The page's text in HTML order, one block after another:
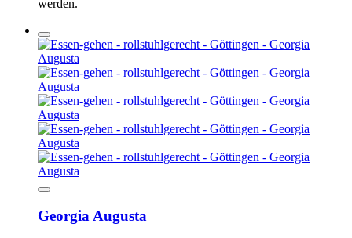
werden.
Georgia Augusta